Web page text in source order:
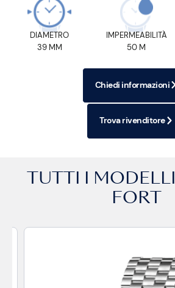
DIAMETRO
39 MM
IMPERMEABILITÀ
50 M
Chiedi informazioni
Trova rivenditore
TUTTI I MODELLI
FORT